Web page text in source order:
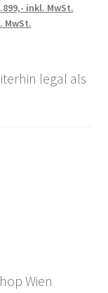
inkl. MwSt.
MwSt.
legal als
Wien